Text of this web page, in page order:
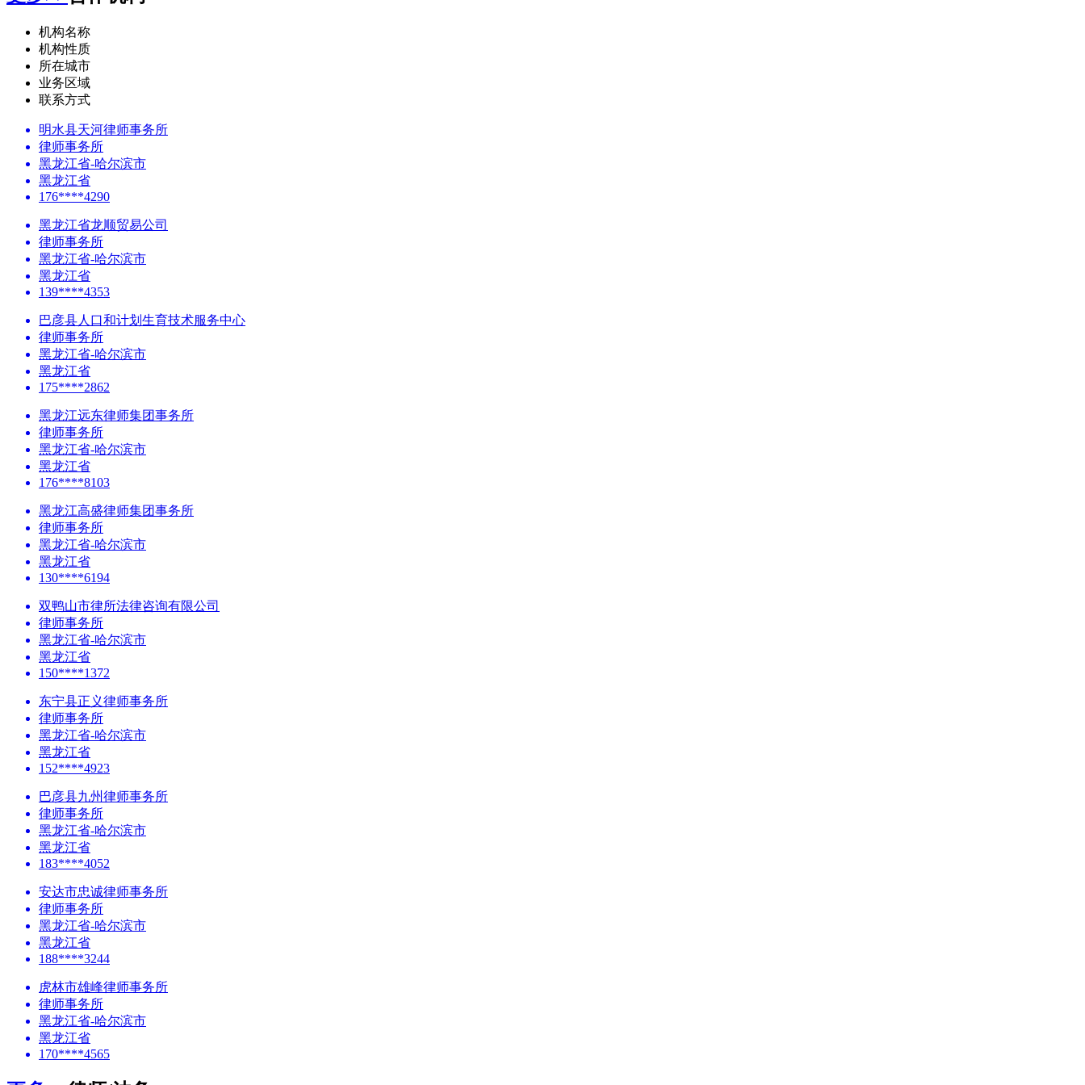
机构名称
机构性质
所在城市
业务区域
联系方式
明水县天河律师事务所
律师事务所
黑龙江省-哈尔滨市
黑龙江省
176****4290
黑龙江省龙顺贸易公司
律师事务所
黑龙江省-哈尔滨市
黑龙江省
139****4353
巴彦县人口和计划生育技术服务中心
律师事务所
黑龙江省-哈尔滨市
黑龙江省
175****2862
黑龙江远东律师集团事务所
律师事务所
黑龙江省-哈尔滨市
黑龙江省
176****8103
黑龙江高盛律师集团事务所
律师事务所
黑龙江省-哈尔滨市
黑龙江省
130****6194
双鸭山市律所法律咨询有限公司
律师事务所
黑龙江省-哈尔滨市
黑龙江省
150****1372
东宁县正义律师事务所
律师事务所
黑龙江省-哈尔滨市
黑龙江省
152****4923
巴彦县九州律师事务所
律师事务所
黑龙江省-哈尔滨市
黑龙江省
183****4052
安达市忠诚律师事务所
律师事务所
黑龙江省-哈尔滨市
黑龙江省
188****3244
虎林市雄峰律师事务所
律师事务所
黑龙江省-哈尔滨市
黑龙江省
170****4565